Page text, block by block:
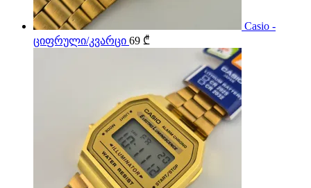
Casio -
ციფრული/კვარცი 69 ₾